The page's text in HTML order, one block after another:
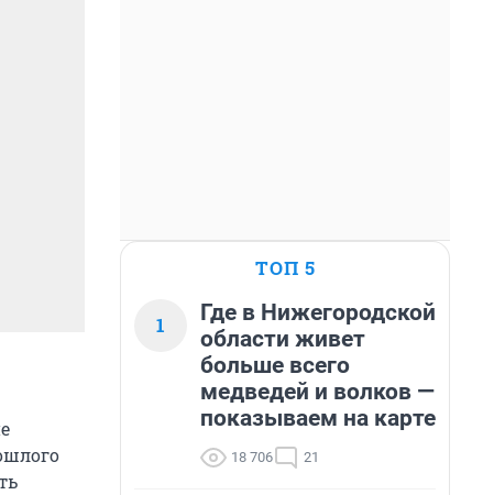
ТОП 5
1
Где в Нижегородской
области живет
больше всего
медведей и волков —
показываем на карте
18 706 21